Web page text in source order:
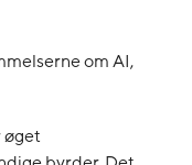
om AI,
øget